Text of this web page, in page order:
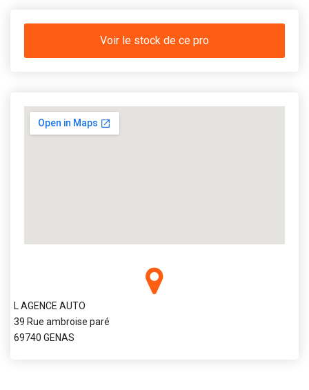
Voir le stock de ce pro
L AGENCE AUTO
39 Rue ambroise paré
69740 GENAS